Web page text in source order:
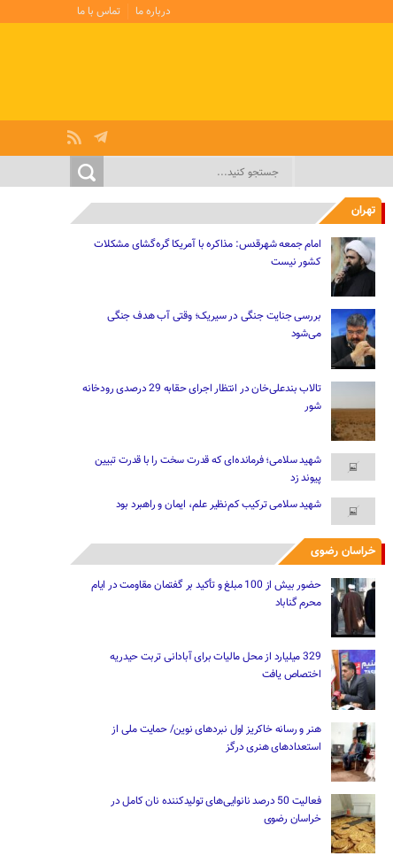
درباره ما تماس با ما
تهران
امام جمعه شهرقدس: مذاکره با آمریکا گره‌گشای مشکلات
کشور نیست
بررسی جنایت جنگی در سیریک؛ وقتی آب هدف جنگی
می‌شود
تالاب بندعلی‌خان در انتظار اجرای حقابه 29 درصدی رودخانه
شور
شهید سلامی؛ فرمانده‌ای که قدرت سخت را با قدرت تبیین
پیوند زد
شهید سلامی ترکیب کم‌نظیر علم، ایمان و راهبرد بود
خراسان رضوی
حضور بیش از 100 مبلغ و تأکید بر گفتمان مقاومت در ایام
محرم گناباد
329 میلیارد از محل مالیات ‌برای آبادانی تربت حیدریه
اختصاص یافت
هنر و رسانه خاکریز اول نبردهای نوین/ حمایت ملی از
استعدادهای هنری درگز
فعالیت 50 درصد نانوایی‌های تولیدکننده نان کامل در
خراسان رضوی